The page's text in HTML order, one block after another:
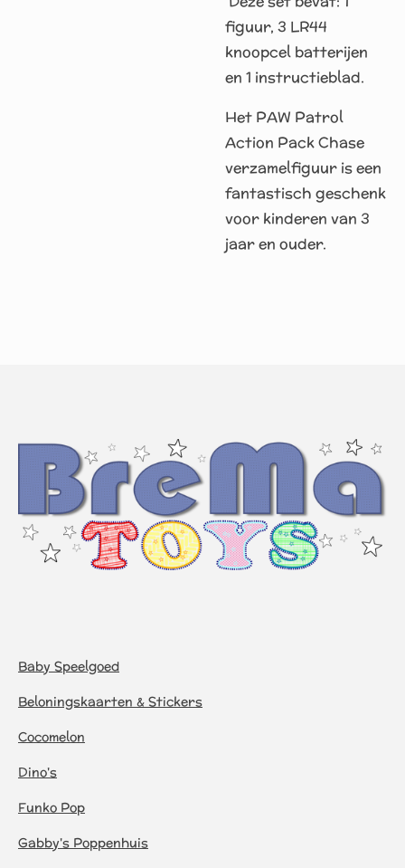
figuur, 3 LR44
knoopcel batterijen
en 1 instructieblad.
Het PAW Patrol
Action Pack Chase
verzamelfiguur is een
fantastisch geschenk
voor kinderen van 3
jaar en ouder.
Baby Speelgoed
Beloningskaarten & Stickers
Cocomelon
Dino's
Funko Pop
Gabby's Poppenhuis